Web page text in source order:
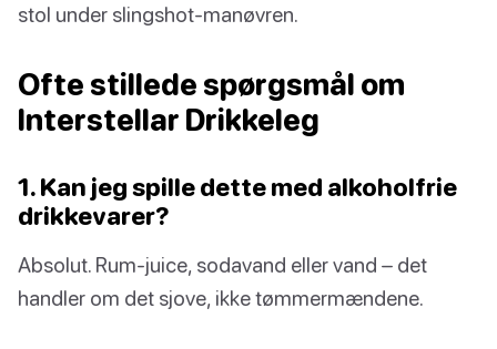
stol under slingshot-manøvren.
Ofte stillede spørgsmål om
Interstellar Drikkeleg
1. Kan jeg spille dette med alkoholfrie
drikkevarer?
Absolut. Rum-juice, sodavand eller vand – det
handler om det sjove, ikke tømmermændene.